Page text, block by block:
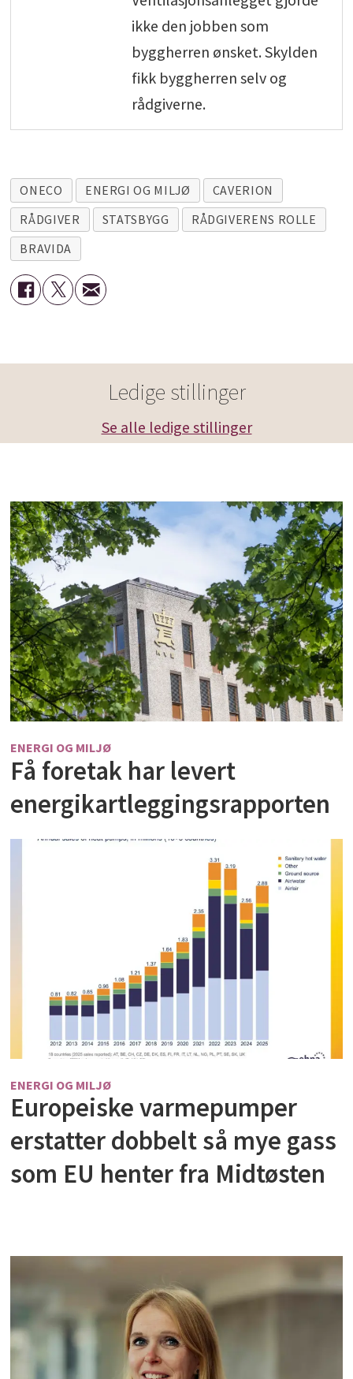
ikke den jobben som
byggherren ønsket. Skylden
fikk byggherren selv og
rådgiverne.
ONECO ENERGI OG MILJØ
CAVERION
RÅDGIVER
STATSBYGG
RÅDGIVERENS ROLLE
BRAVIDA
Ledige stillinger
Se alle ledige stillinger
ENERGI OG MILJØ
Få foretak har levert
energikartleggingsrapporten
ENERGI OG MILJØ
Europeiske varmepumper
erstatter dobbelt så mye gass
som EU henter fra Midtøsten